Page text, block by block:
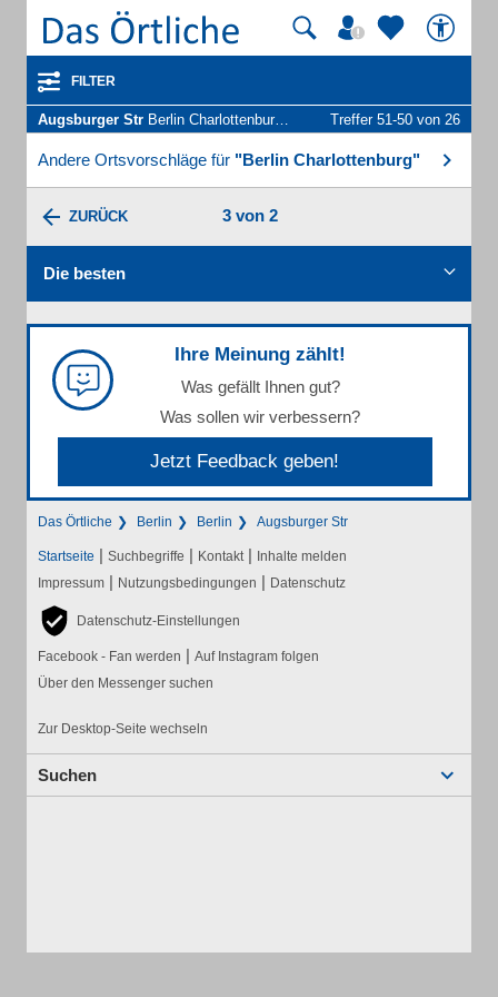
FILTER
Augsburger Str Berlin Charlottenburg - Unternehmen und Personen Treffer 51-50 von 26
Andere Ortsvorschläge für "Berlin Charlottenburg"
ZURÜCK 3 von 2
Die besten
Ihre Meinung zählt!
Was gefällt Ihnen gut?
Was sollen wir verbessern?
Jetzt Feedback geben!
Das Örtliche Berlin Berlin Augsburger Str
Startseite | Suchbegriffe | Kontakt | Inhalte melden
Impressum | Nutzungsbedingungen | Datenschutz
Datenschutz-Einstellungen
Facebook - Fan werden | Auf Instagram folgen
Über den Messenger suchen
Zur Desktop-Seite wechseln
Suchen